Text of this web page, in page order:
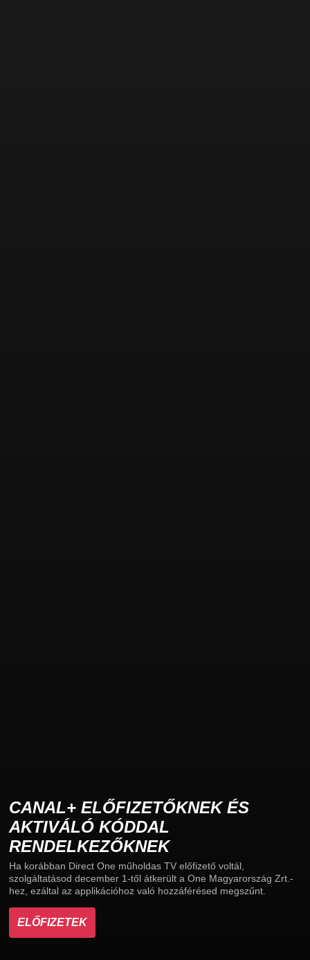
CANAL+ ELŐFIZETŐKNEK ÉS
AKTIVÁLÓ KÓDDAL
RENDELKEZŐKNEK
Ha korábban Direct One műholdas TV előfizető voltál,
szolgáltatásod december 1-től átkerült a One Magyarország Zrt.-
hez, ezáltal az applikációhoz való hozzáférésed megszűnt.
ELŐFIZETEK